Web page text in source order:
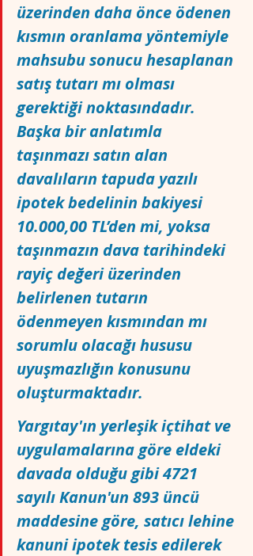
üzerinden daha önce ödenen
kısmın oranlama yöntemiyle
mahsubu sonucu hesaplanan
satış tutarı mı olması
gerektiği noktasındadır.
Başka bir anlatımla
taşınmazı satın alan
davalıların tapuda yazılı
ipotek bedelinin bakiyesi
10.000,00 TL’den mi, yoksa
taşınmazın dava tarihindeki
rayiç değeri üzerinden
belirlenen tutarın
ödenmeyen kısmından mı
sorumlu olacağı hususu
uyuşmazlığın konusunu
oluşturmaktadır.
Yargıtay'ın yerleşik içtihat ve
uygulamalarına göre eldeki
davada olduğu gibi 4721
sayılı Kanun'un 893 üncü
maddesine göre, satıcı lehine
kanuni ipotek tesis edilerek